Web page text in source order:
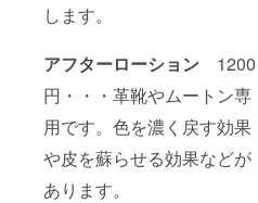
します。
アフターローション 1200
円・・・革靴やムートン専
用です。色を濃く戻す効果
や皮を蘇らせる効果などが
あります。